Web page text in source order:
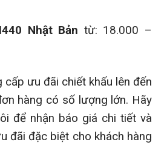
Nhật Bản từ: 18.000 –
cấp ưu đãi chiết khấu lên đến
hàng có số lượng lớn. Hãy
để nhận báo giá chi tiết và
đãi đặc biệt cho khách hàng